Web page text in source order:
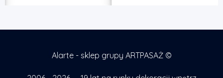
Alarte - sklep grupy ARTPASAŻ ©